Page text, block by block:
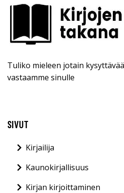
Tuliko mieleen jotain
vastaamme sinulle
SIVUT
Kirjailija
Kaunokirjallisuus
Kirjan kirjoittaminen